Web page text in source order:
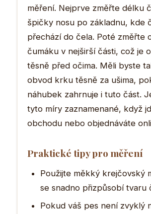
měření. Nejprve změřte délku
špičky nosu po základnu, kde
přechází do čela. Poté změřte
čumáku v nejširší části, což je
těsně před očima. Měli byste
obvod krku těsně za ušima,
náhubek zahrnuje i tuto část.
tyto míry zaznamenané, když
obchodu nebo objednáváte
Praktické tipy pro měření
Použijte měkký krejčovský
se snadno přizpůsobí tvaru
Pokud váš pes není zvyklý